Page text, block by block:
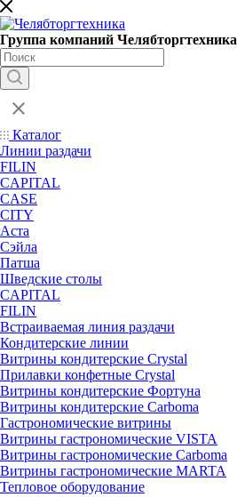
Группа компаний Челябторгтехника
Каталог
Линии раздачи
FILIN
CAPITAL
CASE
CITY
Аста
Сэйла
Патша
Шведские столы
CAPITAL
FILIN
Встраиваемая линия раздачи
Кондитерские линии
Витрины кондитерские Crystal
Прилавки конфетные Crystal
Витрины кондитерские Фортуна
Витрины кондитерские Carboma
Гастрономические витрины
Витрины гастрономические VISTA
Витрины гастрономические Carboma
Витрины гастрономические MARTA
Тепловое оборудование